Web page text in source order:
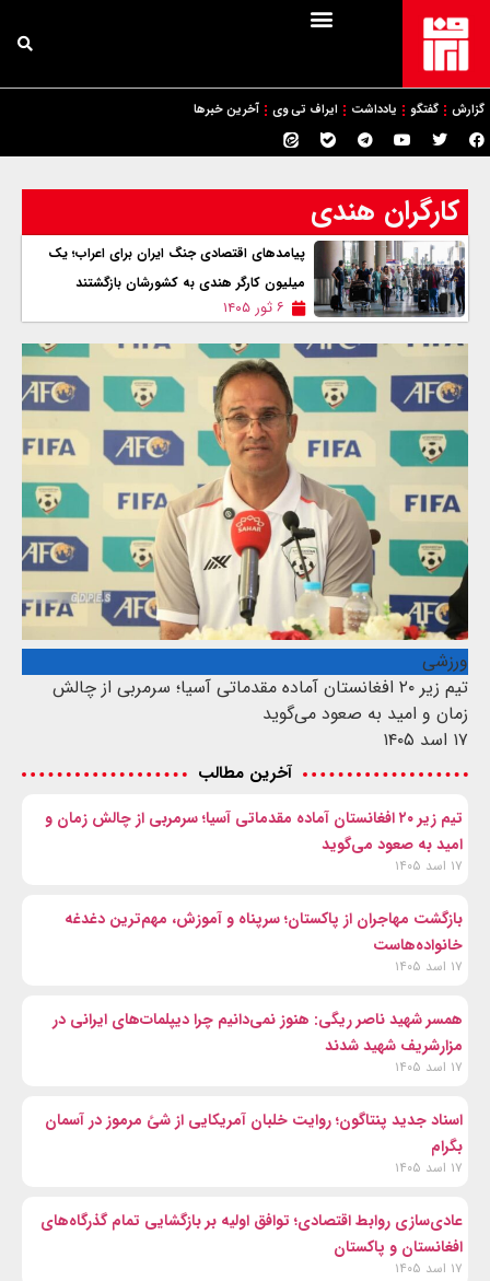
گزارش گفتگو یادداشت ایراف تی وی آخرین خبرها
کارگران هندی
پیامدهای اقتصادی جنگ ایران برای اعراب؛ یک
میلیون کارگر هندی به کشورشان بازگشتند
۶ ثور ۱۴۰۵
ورزشی
تیم زیر ۲۰ افغانستان آماده مقدماتی آسیا؛ سرمربی از چالش
زمان و امید به صعود می‌گوید
۱۷ اسد ۱۴۰۵
آخرین مطالب
تیم زیر ۲۰ افغانستان آماده مقدماتی آسیا؛ سرمربی از چالش زمان و
امید به صعود می‌گوید
۱۷ اسد ۱۴۰۵
بازگشت مهاجران از پاکستان؛ سرپناه و آموزش، مهم‌ترین دغدغه
خانواده‌هاست
۱۷ اسد ۱۴۰۵
همسر شهید ناصر ریگی: هنوز نمی‌دانیم چرا دیپلمات‌های ایرانی در
مزارشریف شهید شدند
۱۷ اسد ۱۴۰۵
اسناد جدید پنتاگون؛ روایت خلبان آمریکایی از شئ مرموز در آسمان
بگرام
۱۷ اسد ۱۴۰۵
عادی‌سازی روابط اقتصادی؛ توافق اولیه بر بازگشایی تمام گذرگاه‌های
افغانستان و پاکستان
۱۷ اسد ۱۴۰۵